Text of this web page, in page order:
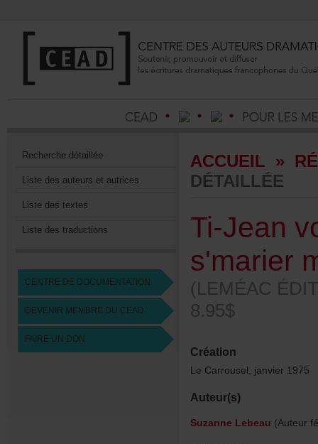
Recherchedétaillée
Listedesauteursetautrices
Listedestextes
Listedestraductions
CENTREDEDOCUMENTATION
DEVENIRMEMBREDUCEAD
FAIREUNDON
ACCUEIL »
DÉTAILLÉE
Ti-
8.95$
Création
LeCarrousel,janvier1975
Auteur(s)
SuzanneLebeau